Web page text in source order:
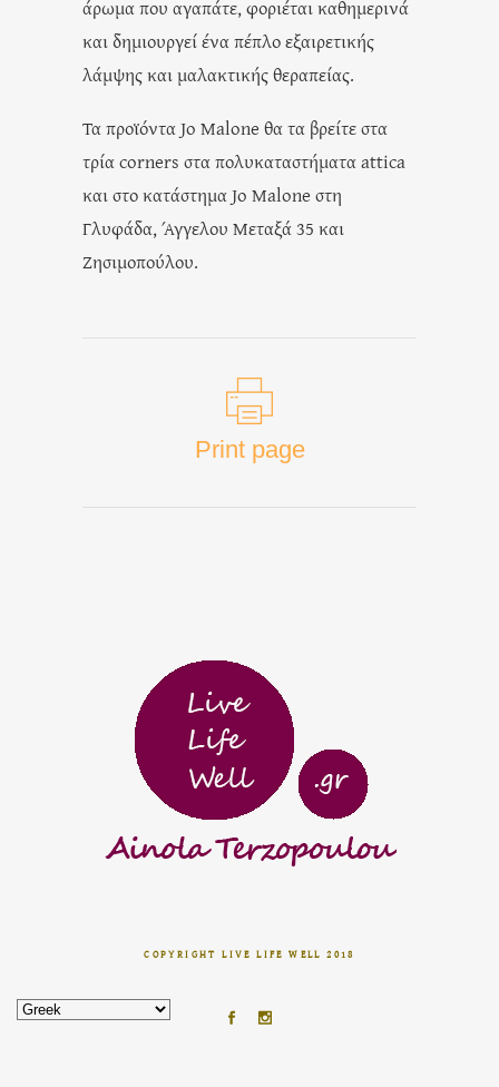
άρωμα που αγαπάτε, φοριέται καθημερινά
και δημιουργεί ένα πέπλο εξαιρετικής
λάμψης και μαλακτικής θεραπείας.
Τα προϊόντα Jo Malone θα τα βρείτε στα
τρία corners στα πολυκαταστήματα attica
και στο κατάστημα Jo Malone στη
Γλυφάδα, Άγγελου Μεταξά 35 και
Ζησιμοπούλου.
Print page
COPYRIGHT LIVE LIFE WELL 2018